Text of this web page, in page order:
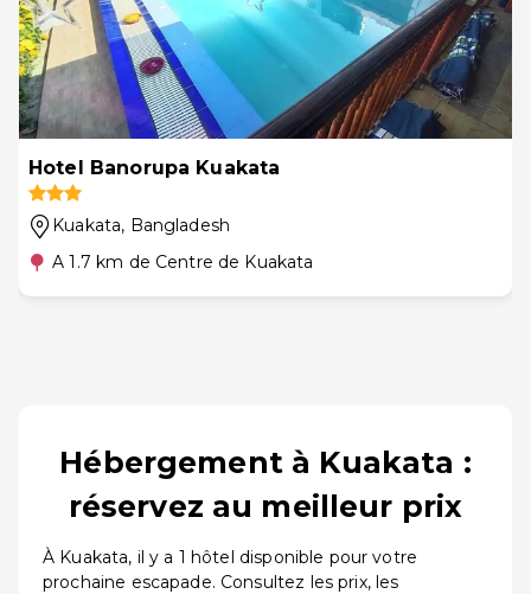
Hotel Banorupa Kuakata
Kuakata, Bangladesh
A 1.7 km de Centre de Kuakata
Hébergement à Kuakata :
réservez au meilleur prix
À Kuakata, il y a 1 hôtel disponible pour votre
prochaine escapade. Consultez les prix, les